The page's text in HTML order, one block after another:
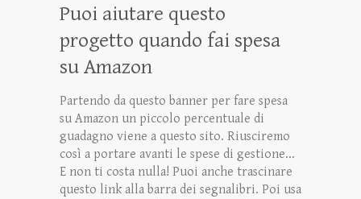
Puoi aiutare questo
progetto quando fai spesa
su Amazon
Partendo da questo banner per fare spesa
su Amazon un piccolo percentuale di
guadagno viene a questo sito. Riusciremo
così a portare avanti le spese di gestione...
E non ti costa nulla! Puoi anche trascinare
questo link alla barra dei segnalibri. Poi usa